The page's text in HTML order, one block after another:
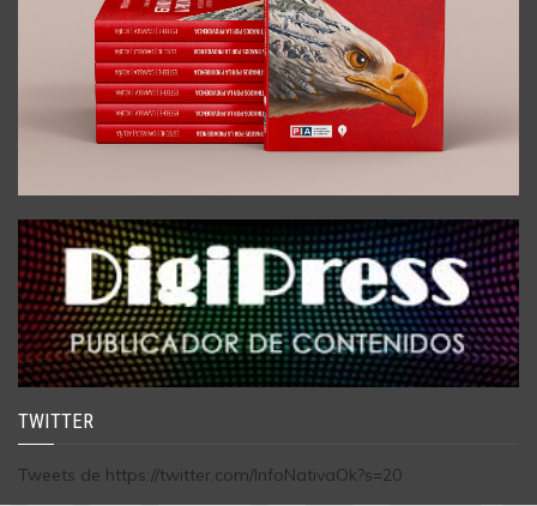
TWITTER
Tweets de https://twitter.com/InfoNativaOk?s=20